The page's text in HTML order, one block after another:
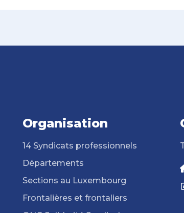
Organisation
14 Syndicats professionnels
Départements
Sections au Luxembourg
Frontalières et frontaliers